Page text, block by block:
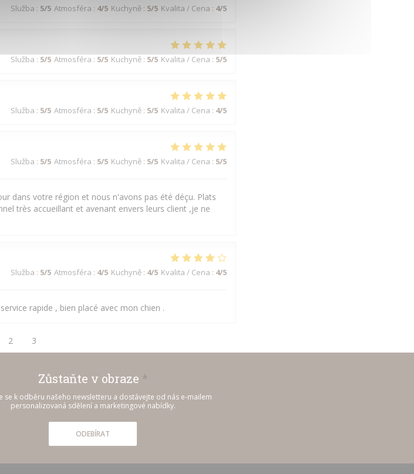
Služba : 5/5 Atmosféra : 4/5 Kuchyně: 5/5 Kvalita / Cena : 4/5
Služba : 5/5 Atmosféra : 5/5 Kuchyně: 5/5 Kvalita / Cena : 5/5
Služba : 5/5 Atmosféra : 5/5 Kuchyně: 5/5 Kvalita / Cena : 4/5
Služba : 5/5 Atmosféra : 5/5 Kuchyně: 5/5 Kvalita / Cena : 5/5
dans votre région et nous n'avons pas été déçu. Plats
très accueillant et avenant envers leurs client ,je ne
Služba : 5/5 Atmosféra : 4/5 Kuchyně: 4/5 Kvalita / Cena : 4/5
rapide , bien placé avec mon chien .
2 3
Zůstaňte v obraze *
se k odběru našeho newsletteru a dostávejte od nás e-mailem
personalizovaná sdělení a marketingové nabídky.
ODEBÍRAT